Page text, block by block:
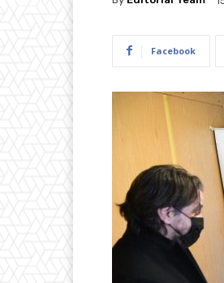
Facebook